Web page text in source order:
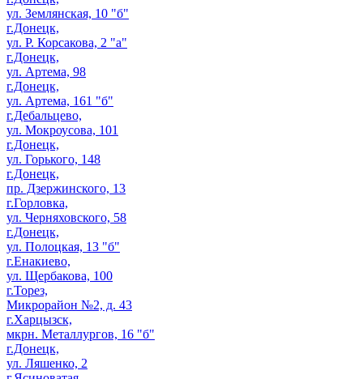
ул. Землянская, 10 "б"
г.Донецк,
ул. Р. Корсакова, 2 "а"
г.Донецк,
ул. Артема, 98
г.Донецк,
ул. Артема, 161 "б"
г.Дебальцево,
ул. Мокроусова, 101
г.Донецк,
ул. Горького, 148
г.Донецк,
пр. Дзержинского, 13
г.Горловка,
ул. Черняховского, 58
г.Донецк,
ул. Полоцкая, 13 "б"
г.Енакиево,
ул. Щербакова, 100
г.Торез,
Микрорайон №2, д. 43
г.Харцызск,
мкрн. Металлургов, 16 "б"
г.Донецк,
ул. Ляшенко, 2